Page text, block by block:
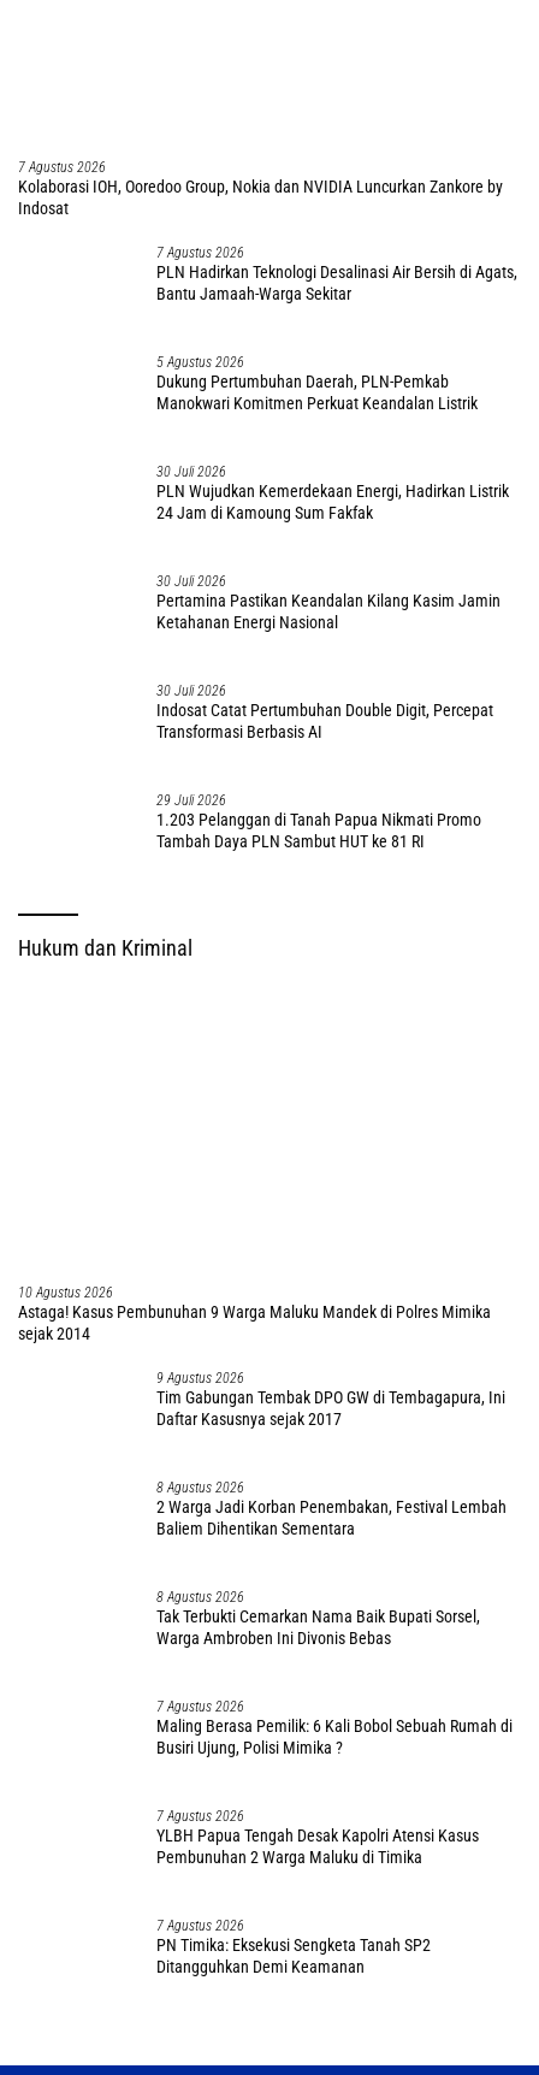
7 Agustus 2026
Kolaborasi IOH, Ooredoo Group, Nokia dan NVIDIA Luncurkan Zankore by
Indosat
7 Agustus 2026
PLN Hadirkan Teknologi Desalinasi Air Bersih di Agats,
Bantu Jamaah-Warga Sekitar
5 Agustus 2026
Dukung Pertumbuhan Daerah, PLN-Pemkab
Manokwari Komitmen Perkuat Keandalan Listrik
30 Juli 2026
PLN Wujudkan Kemerdekaan Energi, Hadirkan Listrik
24 Jam di Kamoung Sum Fakfak
30 Juli 2026
Pertamina Pastikan Keandalan Kilang Kasim Jamin
Ketahanan Energi Nasional
30 Juli 2026
Indosat Catat Pertumbuhan Double Digit, Percepat
Transformasi Berbasis AI
29 Juli 2026
1.203 Pelanggan di Tanah Papua Nikmati Promo
Tambah Daya PLN Sambut HUT ke 81 RI
Hukum dan Kriminal
10 Agustus 2026
Astaga! Kasus Pembunuhan 9 Warga Maluku Mandek di Polres Mimika
sejak 2014
9 Agustus 2026
Tim Gabungan Tembak DPO GW di Tembagapura, Ini
Daftar Kasusnya sejak 2017
8 Agustus 2026
2 Warga Jadi Korban Penembakan, Festival Lembah
Baliem Dihentikan Sementara
8 Agustus 2026
Tak Terbukti Cemarkan Nama Baik Bupati Sorsel,
Warga Ambroben Ini Divonis Bebas
7 Agustus 2026
Maling Berasa Pemilik: 6 Kali Bobol Sebuah Rumah di
Busiri Ujung, Polisi Mimika ?
7 Agustus 2026
YLBH Papua Tengah Desak Kapolri Atensi Kasus
Pembunuhan 2 Warga Maluku di Timika
7 Agustus 2026
PN Timika: Eksekusi Sengketa Tanah SP2
Ditangguhkan Demi Keamanan